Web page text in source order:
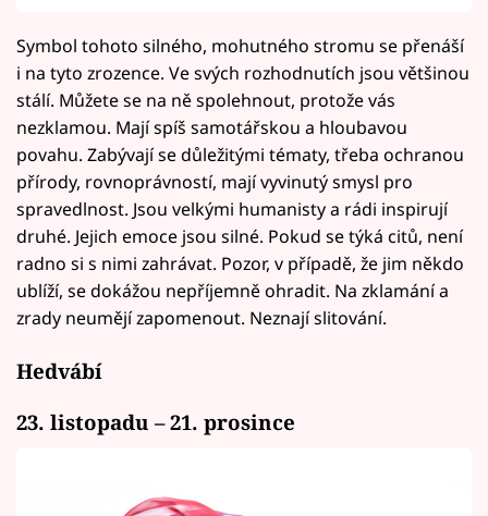
Symbol tohoto silného, mohutného stromu se přenáší
i na tyto zrozence. Ve svých rozhodnutích jsou většinou
stálí. Můžete se na ně spolehnout, protože vás
nezklamou. Mají spíš samotářskou a hloubavou
povahu. Zabývají se důležitými tématy, třeba ochranou
přírody, rovnoprávností, mají vyvinutý smysl pro
spravedlnost. Jsou velkými humanisty a rádi inspirují
druhé. Jejich emoce jsou silné. Pokud se týká citů, není
radno si s nimi zahrávat. Pozor, v případě, že jim někdo
ublíží, se dokážou nepříjemně ohradit. Na zklamání a
zrady neumějí zapomenout. Neznají slitování.
Hedvábí
23. listopadu – 21. prosince